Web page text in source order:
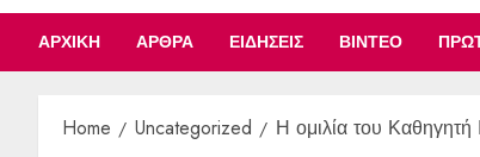
ΑΡΧΙΚΉ ΆΡΘΡΑ ΕΙΔΉΣΕΙΣ ΒΊΝΤΕΟ
Home Uncategorized Η ομιλία του